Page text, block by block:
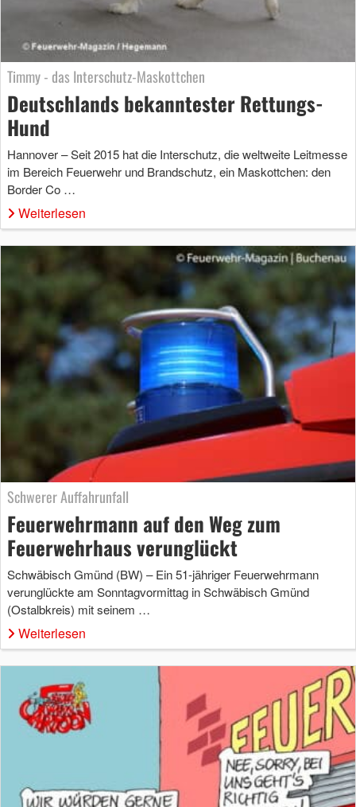
Timmy - das Interschutz-Maskottchen
Deutschlands bekanntester Rettungs-
Hund
Hannover – Seit 2015 hat die Interschutz, die weltweite Leitmesse
im Bereich Feuerwehr und Brandschutz, ein Maskottchen: den
Border Co …
Weiterlesen
Schwerer Auffahrunfall
Feuerwehrmann auf den Weg zum
Feuerwehrhaus verunglückt
Schwäbisch Gmünd (BW) – Ein 51-jähriger Feuerwehrmann
verunglückte am Sonntagvormittag in Schwäbisch Gmünd
(Ostalbkreis) mit seinem …
Weiterlesen